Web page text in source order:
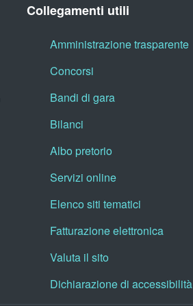
Collegamenti utili
Amministrazione trasparente
Concorsi
Bandi di gara
Bilanci
Albo pretorio
Servizi online
Elenco siti tematici
Fatturazione elettronica
Valuta il sito
Dichiarazione di accessibilità